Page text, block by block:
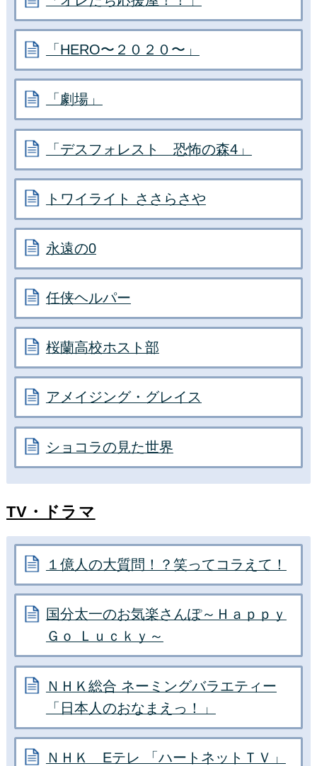
「HERO〜２０２０〜」
「劇場」
「デスフォレスト 恐怖の森4」
トワイライト ささらさや
永遠の0
任侠ヘルパー
桜蘭高校ホスト部
アメイジング・グレイス
ショコラの見た世界
TV・ドラマ
１億人の大質問！？笑ってコラえて！
国分太一のお気楽さんぽ～Ｈａｐｐｙ
Ｇｏ Ｌｕｃｋｙ～
ＮＨＫ総合 ネーミングバラエティー
「日本人のおなまえっ！」
ＮＨＫ Eテレ 「ハートネットＴＶ」